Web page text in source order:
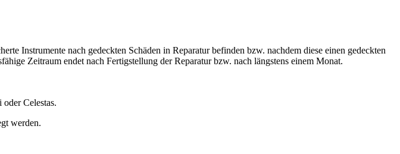
Instrumente nach gedeckten Schäden in Reparatur befinden bzw. nachdem diese einen gedeckten
Zeitraum endet nach Fertigstellung der Reparatur bzw. nach längstens einem Monat.
Celestas.
werden.